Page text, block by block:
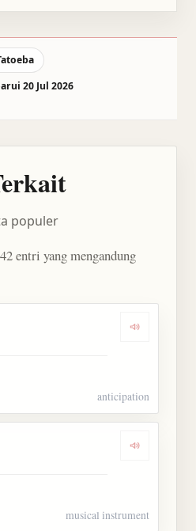
20 Jul 2026
populer
entri yang mengandung
Dengarkan
anticipation
Dengarkan
musical instrument